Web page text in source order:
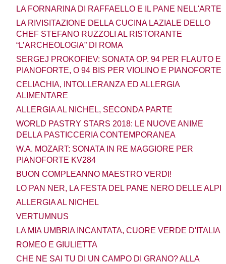
LA FORNARINA DI RAFFAELLO E IL PANE NELL'ARTE
LA RIVISITAZIONE DELLA CUCINA LAZIALE DELLO
CHEF STEFANO RUZZOLI AL RISTORANTE
“L’ARCHEOLOGIA” DI ROMA
SERGEJ PROKOFIEV: SONATA OP. 94 PER FLAUTO E
PIANOFORTE, O 94 BIS PER VIOLINO E PIANOFORTE
CELIACHIA, INTOLLERANZA ED ALLERGIA
ALIMENTARE
ALLERGIA AL NICHEL, SECONDA PARTE
WORLD PASTRY STARS 2018: LE NUOVE ANIME
DELLA PASTICCERIA CONTEMPORANEA
W.A. MOZART: SONATA IN RE MAGGIORE PER
PIANOFORTE KV284
BUON COMPLEANNO MAESTRO VERDI!
LO PAN NER, LA FESTA DEL PANE NERO DELLE ALPI
ALLERGIA AL NICHEL
VERTUMNUS
LA MIA UMBRIA INCANTATA, CUORE VERDE D'ITALIA
ROMEO E GIULIETTA
CHE NE SAI TU DI UN CAMPO DI GRANO? ALLA